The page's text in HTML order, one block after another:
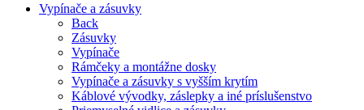
Vypínače a zásuvky
Back
Zásuvky
Vypínače
Rámčeky a montážne dosky
Vypínače a zásuvky s vyšším krytím
Káblové vývodky, záslepky a iné príslušenstvo